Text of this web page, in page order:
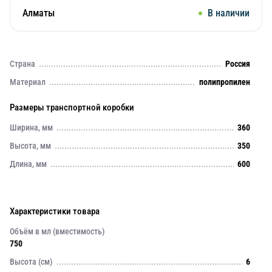
Алматы В наличии
Страна
Россия
Материал
полипропилен
Размеры транспортной коробки
Ширина, мм
360
Высота, мм
350
Длина, мм
600
Характеристики товара
Объём в мл (вместимость)
750
Высота (см)
6